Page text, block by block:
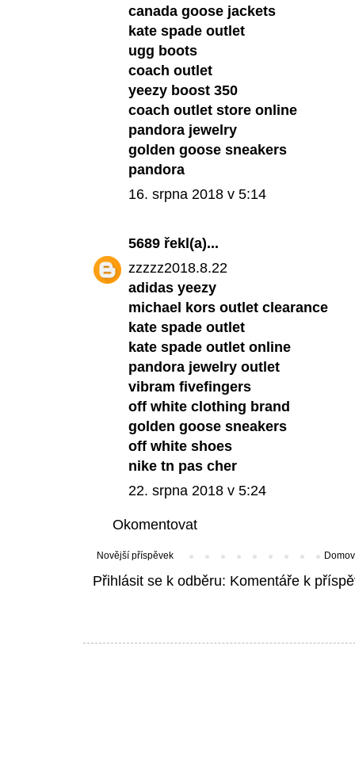
canada goose jackets
kate spade outlet
ugg boots
coach outlet
yeezy boost 350
coach outlet store online
pandora jewelry
golden goose sneakers
pandora
16. srpna 2018 v 5:14
5689 řekl(a)...
zzzzz2018.8.22
adidas yeezy
michael kors outlet clearance
kate spade outlet
kate spade outlet online
pandora jewelry outlet
vibram fivefingers
off white clothing brand
golden goose sneakers
off white shoes
nike tn pas cher
22. srpna 2018 v 5:24
Okomentovat
Novější příspěvek
Přihlásit se k odběru: Komentáře k